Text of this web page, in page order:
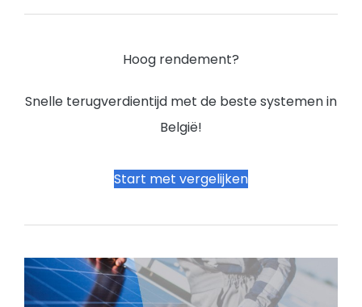
Hoog rendement?
Snelle terugverdientijd met de beste systemen in
België!
Start met vergelijken